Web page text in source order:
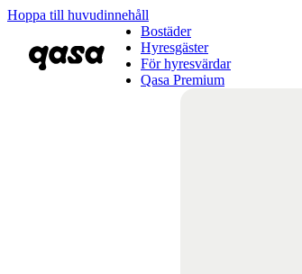
Hoppa till huvudinnehåll
Bostäder
Hyresgäster
För hyresvärdar
Qasa Premium